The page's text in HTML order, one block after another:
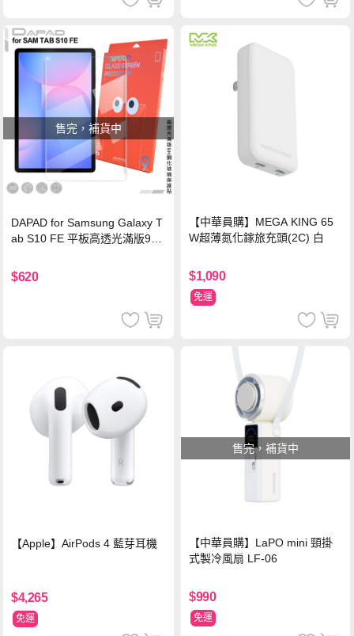
售完，補貨中
DAPAD for Samsung Galaxy T
ab S10 FE 平板高透光滿版9H
$620
【中華員購】MEGA KING 65
W超薄氮化鎵旅充頭(2C) 白
$1,090
免運
【Apple】AirPods 4 藍芽耳機
$4,265
免運
售完，補貨中
【中華員購】LaPO mini 頸掛
式製冷風扇 LF-06
$990
免運